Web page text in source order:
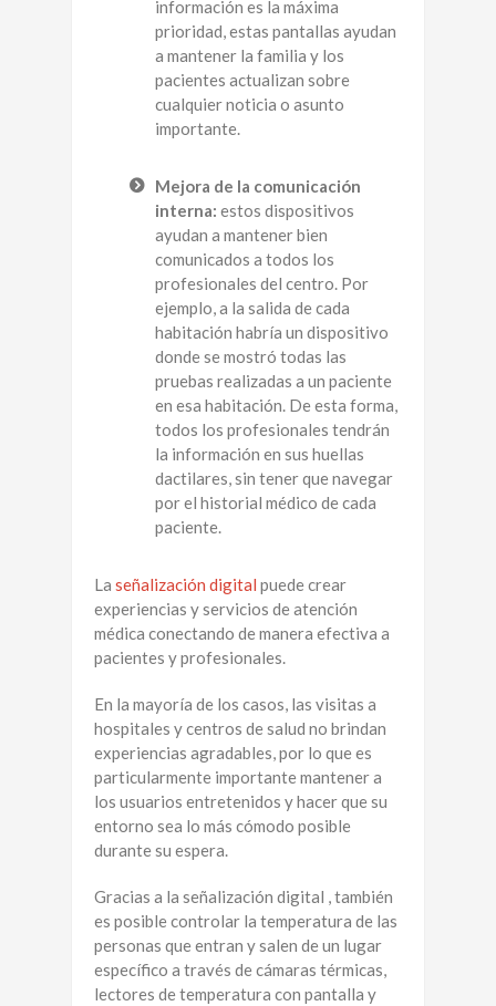
información es la máxima
prioridad, estas pantallas ayudan
a mantener la familia y los
pacientes actualizan sobre
cualquier noticia o asunto
importante.
Mejora de la comunicación
interna: estos dispositivos
ayudan a mantener bien
comunicados a todos los
profesionales del centro. Por
ejemplo, a la salida de cada
habitación habría un dispositivo
donde se mostró todas las
pruebas realizadas a un paciente
en esa habitación. De esta forma,
todos los profesionales tendrán
la información en sus huellas
dactilares, sin tener que navegar
por el historial médico de cada
paciente.
La señalización digital puede crear
experiencias y servicios de atención
médica conectando de manera efectiva a
pacientes y profesionales.
En la mayoría de los casos, las visitas a
hospitales y centros de salud no brindan
experiencias agradables, por lo que es
particularmente importante mantener a
los usuarios entretenidos y hacer que su
entorno sea lo más cómodo posible
durante su espera.
Gracias a la señalización digital , también
es posible controlar la temperatura de las
personas que entran y salen de un lugar
específico a través de cámaras térmicas,
lectores de temperatura con pantalla y